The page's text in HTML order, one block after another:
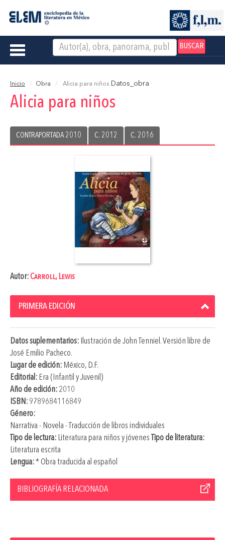
BUSCAR
Toggle
Inicio Obra Alicia para niños Datos_obra
Alicia para niños
CONTRAPORTADA 2010 C. 2012 C. 2016
Autor:Carroll, Lewis
PRIMERA EDICIÓN
Datos suplementarios: Ilustración de John Tenniel. Versión libre de
José Emilio Pacheco.
Lugar de edición: México, D.F.
Editorial: Era (Infantil y Juvenil)
Año de edición: 2010
ISBN: 9789684116849
Género:
Narrativa - Novela - Traducción de libros individuales
Tipo de lectura: Literatura para niños y jóvenes Tipo de literatura:
Literatura escrita
Lengua:* Obra traducida al español
BIBLIOGRAFÍA RELACIONADA